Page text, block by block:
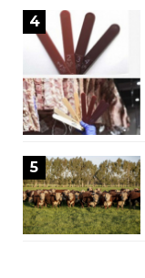
4
5